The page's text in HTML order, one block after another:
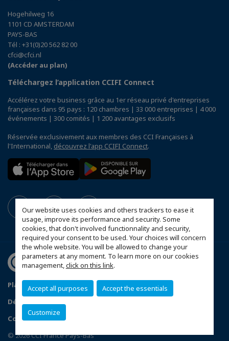
Our website uses cookies and others trackers to ease it
usage, improve its performance and security. Some
cookies, that don't involved functionnality and security,
required your consent to be used. Your choices will concern
the whole website. You will be allowed to change your
parameters at any moment. To learn more on our cookies
management,click on this link.
Accept all purposes Accept the essentials
Customize
Hogehilweg 16
1101 CD AMSTERDAM
PAYS-BAS
Tél : +31(0)20 562 82 00
cfci@cfci.nl
(Accéder au plan)
Téléchargez l’application CCIFI Connect
Accélérez votre business grâce au 1er réseau privé d'entreprises
françaises dans 95 pays : 120 chambres | 33 000 entreprises | 4 000
événements | 300 comités | 1 200 avantages exclusifs
Réservée exclusivement aux membres des CCI Françaises à
l'International, découvrez l'app CCIFI Connect.
Plan du site Mentions légales
Politique de sponsoring
Déclaration de confidentialité
Configurer vos préférences cookies
© 2026 CCI France Pays-Bas